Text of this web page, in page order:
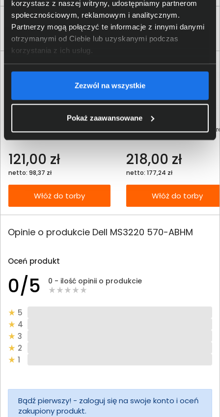
korzystasz z naszej witryny, udostępniamy partnerom
społecznościowym, reklamowym i analitycznym.
Partnerzy mogą połączyć te informacje z innymi danymi
otrzymanymi od Ciebie lub uzyskanymi podczas
korzystania z ich usług.
Zezwól na wszystkie
Pokaż zaawansowane
Klienci, którzy kupili ten produkt często
wybierali również
Klawiatura przewodowa Dell
121,00 zł
netto: 98,37 zł
Włóż do torby
Torba do laptopa Targus
218,00 zł
netto: 177,24 zł
Włóż do torby
Opinie o produkcie Dell MS3220 570-ABHM
Oceń produkt
0/5 0 - ilość opinii o produkcie
5
4
3
2
1
Bądź pierwszy! - zaloguj się na swoje konto i oceń
zakupiony produkt.